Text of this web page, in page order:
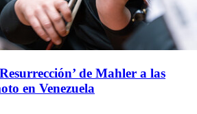
de Mahler a las
en Venezuela